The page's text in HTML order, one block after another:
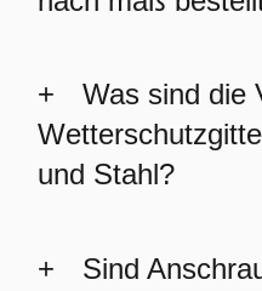
Was sind die
und Stahl?
Sind